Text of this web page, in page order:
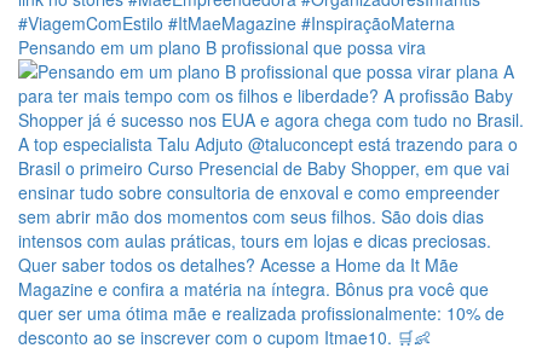
Pensando em um plano B profissional que possa vira